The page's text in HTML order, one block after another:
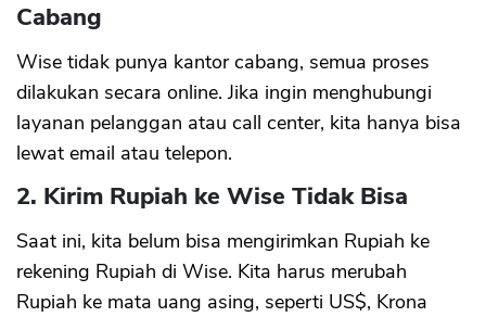
Cabang
Wise tidak punya kantor cabang, semua proses
dilakukan secara online. Jika ingin menghubungi
layanan pelanggan atau call center, kita hanya bisa
lewat email atau telepon.
2. Kirim Rupiah ke Wise Tidak Bisa
Saat ini, kita belum bisa mengirimkan Rupiah ke
rekening Rupiah di Wise. Kita harus merubah
Rupiah ke mata uang asing, seperti US$, Krona